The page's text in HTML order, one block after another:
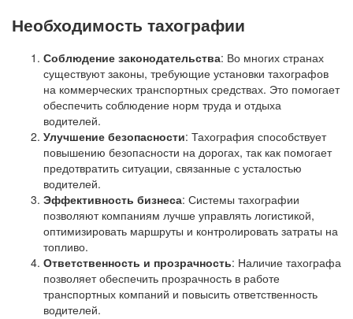
Необходимость тахографии
Соблюдение законодательства: Во многих странах
существуют законы, требующие установки тахографов
на коммерческих транспортных средствах. Это помогает
обеспечить соблюдение норм труда и отдыха
водителей.
Улучшение безопасности: Тахография способствует
повышению безопасности на дорогах, так как помогает
предотвратить ситуации, связанные с усталостью
водителей.
Эффективность бизнеса: Системы тахографии
позволяют компаниям лучше управлять логистикой,
оптимизировать маршруты и контролировать затраты на
топливо.
Ответственность и прозрачность: Наличие тахографа
позволяет обеспечить прозрачность в работе
транспортных компаний и повысить ответственность
водителей.